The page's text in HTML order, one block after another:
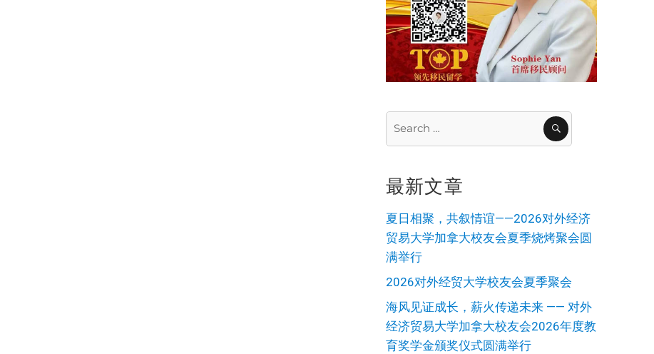
SEARCH
最新文章
夏日相聚，共叙情谊——2026对外经济
贸易大学加拿大校友会夏季烧烤聚会圆
满举行
2026对外经贸大学校友会夏季聚会
海风见证成长，薪火传递未来 —— 对外
经济贸易大学加拿大校友会2026年度教
育奖学金颁奖仪式圆满举行